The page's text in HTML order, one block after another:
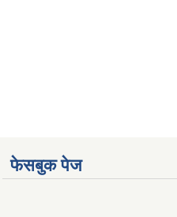
फेसबुक पेज